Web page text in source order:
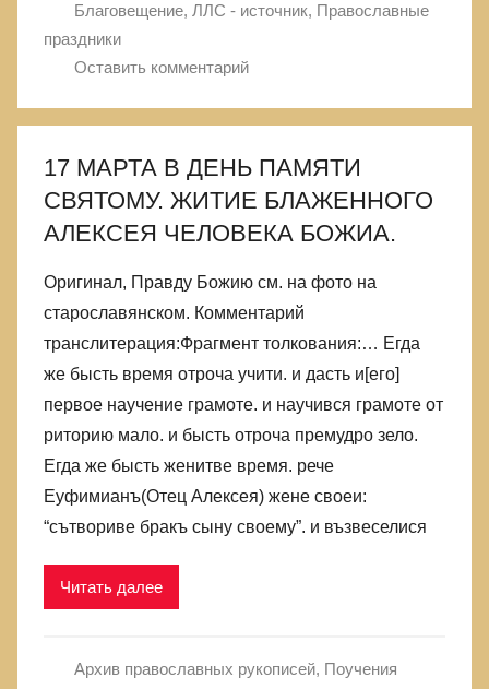
Благовещение, ЛЛС - источник, Православные
праздники
Оставить комментарий
17 МАРТА В ДЕНЬ ПАМЯТИ
СВЯТОМУ. ЖИТИЕ БЛАЖЕННОГО
АЛЕКСЕЯ ЧЕЛОВЕКА БОЖИА.
Оригинал, Правду Божию см. на фото на
старославянском. Комментарий
транслитерация:Фрагмент толкования:… Егда
же бысть время отроча учити. и дасть и[его]
первое научение грамоте. и научився грамоте от
риторию мало. и бысть отроча премудро зело.
Егда же бысть женитве время. рече
Еуфимианъ(Отец Алексея) жене своеи:
“сътвориве бракъ сыну своему”. и възвеселися
Читать далее
Архив православных рукописей, Поучения